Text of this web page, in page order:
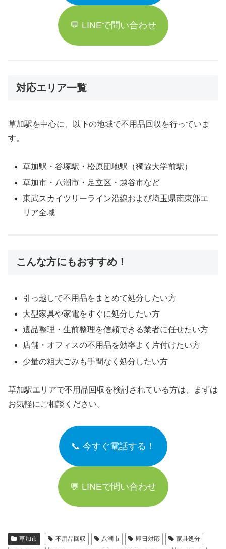
💬 LINEで問い合わせ
対応エリア一覧
草加駅を中心に、以下の地域で不用品回収を行っていま
す。
草加駅・谷塚駅・松原団地駅（獨協大学前駅）
草加市・八潮市・足立区・越谷市など
東武スカイツリーライン沿線および埼玉県南東部エ
リア全域
こんな方にもおすすめ！
引っ越しで不用品をまとめて処分したい方
大型家具や家電をすぐに処分したい方
遺品整理・生前整理を信頼できる業者に任せたい方
店舗・オフィスの不用品を効率よく片付けたい方
少量の粗大ごみも手間なく処分したい方
草加駅エリアで不用品回収を検討されている方は、まずは
お気軽にご相談ください。
📞 今すぐ電話する！
💬 LINEで問い合わせ
草加市 不用品回収 八潮市 即日対応
家具処分